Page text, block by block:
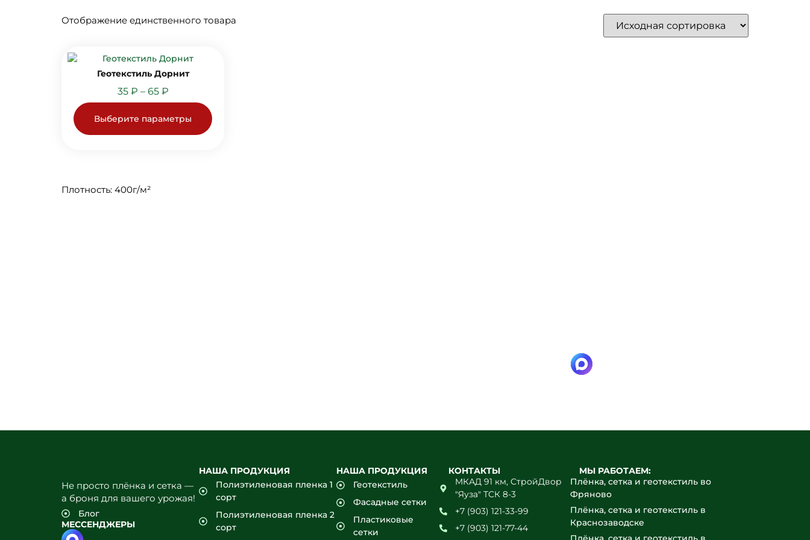
Отображение единственного товара
Геотекстиль Дорнит
35 ₽ – 65 ₽
Выберите параметры
Плотность: 400г/м²
Не просто плёнка и сетка —
а броня для вашего урожая!
Блог
МЕССЕНДЖЕРЫ
МЫ РАБОТАЕМ:
Плёнка, сетка и геотекстиль во
Фряново
Плёнка, сетка и геотекстиль в
Краснозаводске
НАША ПРОДУКЦИЯ
Полиэтиленовая пленка 1
сорт
Полиэтиленовая пленка 2
сорт
НАША ПРОДУКЦИЯ
Геотекстиль
Фасадные сетки
Пластиковые
сетки
КОНТАКТЫ
МКАД 91 км, СтройДвор
"Яуза" ТСК 8-3
+7 (903) 121-33-99
+7 (903) 121-77-44